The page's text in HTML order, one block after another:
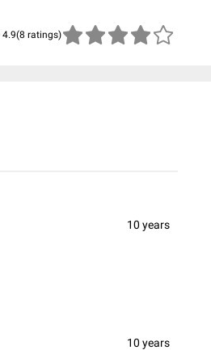
(8 ratings)
10 years
10 years